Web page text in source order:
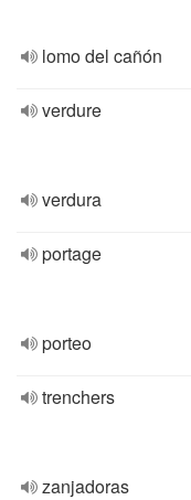
lomo del cañón
verdure
verdura
portage
porteo
trenchers
zanjadoras